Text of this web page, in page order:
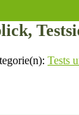
Tests